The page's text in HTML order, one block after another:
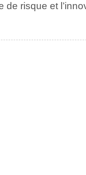
de risque et